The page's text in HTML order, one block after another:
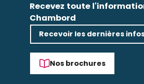
Recevez toute
Chambord
Recevoir les dernières
Nos brochures